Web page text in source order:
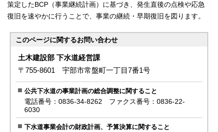
策定したBCP（事業継続計画）に基づき、発生直後の点検や応急
復旧を速やかに行うことで、事業の継続・早期復旧を図ります。
このページに関するお問い合わせ
土木建設部 下水道経営課
〒755-8601 宇部市常盤町一丁目7番1号
公共下水道の事業計画の総合調整に関すること
電話番号：0836-34-8262 ファクス番号：0836-22-
6030
下水道事業会計の財政計画、予算決算に関すること